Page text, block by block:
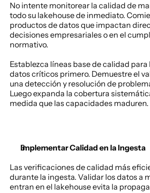
No intente monitorear la calidad de
todo su lakehouse de inmediato.
productos de datos que impactan
decisiones empresariales o en el
normativo.
Establezca líneas base de calidad
datos críticos primero. Demuestre el
una detección y resolución de
Luego expanda la cobertura
medida que las capacidades maduren.
Implementar Calidad en la Ingesta
Las verificaciones de calidad más
durante la ingesta. Validar los datos a
entran en el lakehouse evita la